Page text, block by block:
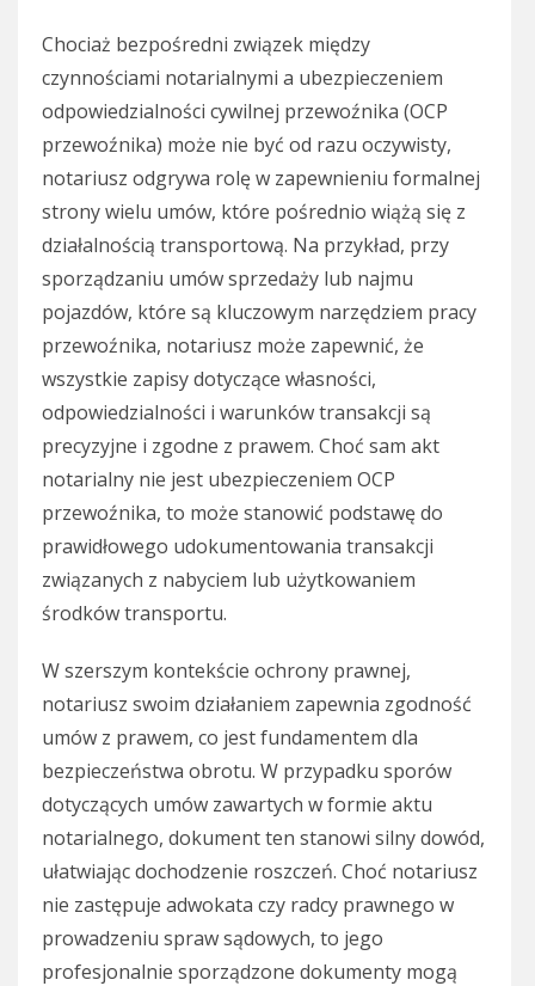
Chociaż bezpośredni związek między
czynnościami notarialnymi a ubezpieczeniem
odpowiedzialności cywilnej przewoźnika (OCP
przewoźnika) może nie być od razu oczywisty,
notariusz odgrywa rolę w zapewnieniu formalnej
strony wielu umów, które pośrednio wiążą się z
działalnością transportową. Na przykład, przy
sporządzaniu umów sprzedaży lub najmu
pojazdów, które są kluczowym narzędziem pracy
przewoźnika, notariusz może zapewnić, że
wszystkie zapisy dotyczące własności,
odpowiedzialności i warunków transakcji są
precyzyjne i zgodne z prawem. Choć sam akt
notarialny nie jest ubezpieczeniem OCP
przewoźnika, to może stanowić podstawę do
prawidłowego udokumentowania transakcji
związanych z nabyciem lub użytkowaniem
środków transportu.
W szerszym kontekście ochrony prawnej,
notariusz swoim działaniem zapewnia zgodność
umów z prawem, co jest fundamentem dla
bezpieczeństwa obrotu. W przypadku sporów
dotyczących umów zawartych w formie aktu
notarialnego, dokument ten stanowi silny dowód,
ułatwiając dochodzenie roszczeń. Choć notariusz
nie zastępuje adwokata czy radcy prawnego w
prowadzeniu spraw sądowych, to jego
profesjonalnie sporządzone dokumenty mogą